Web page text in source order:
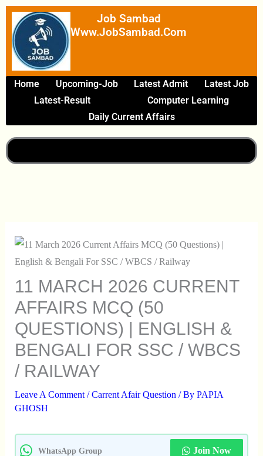
Skip
Content
Job Sambad
Www.JobSambad.com
Home Upcoming-Job Latest Admit
Latest Job
Latest-Result
Computer Learning
Daily Current Affairs
11 MARCH 2026 CURRENT
AFFAIRS MCQ (50
QUESTIONS) | ENGLISH &
BENGALI FOR SSC / WBCS
/ RAILWAY
Leave A Comment /Carrent Afair Question / By PAPIA
GHOSH
WhatsApp Group Join Now